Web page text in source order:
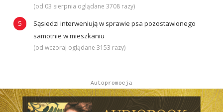
(od 03 sierpnia oglądane 3708 razy)
Sąsiedzi interweniują w sprawie psa pozostawionego
samotnie w mieszkaniu
(od wczoraj oglądane 3153 razy)
Autopromocja